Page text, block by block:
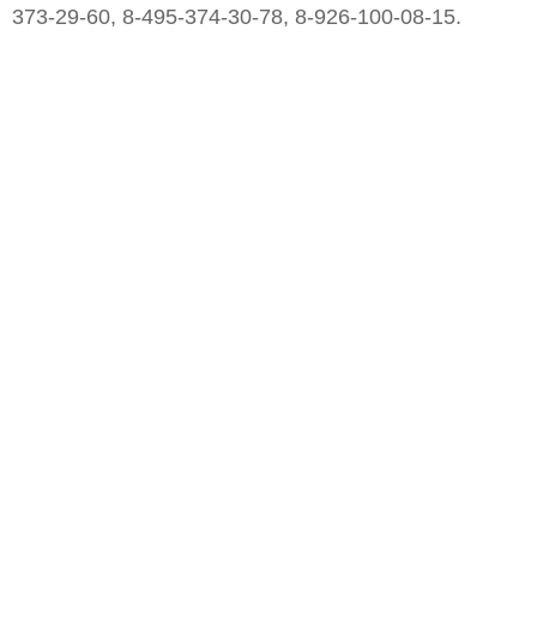
373-29-60, 8-495-374-30-78, 8-926-100-08-15.